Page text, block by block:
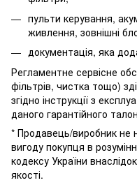
пульти керування,
живлення, зовнішні
документація, яка
Регламентне сервісне
фільтрів, чистка тощо)
згідно інструкції з
даного гарантійного
* Продавець/виробник не
вигоду покупця в
кодексу України
якості.